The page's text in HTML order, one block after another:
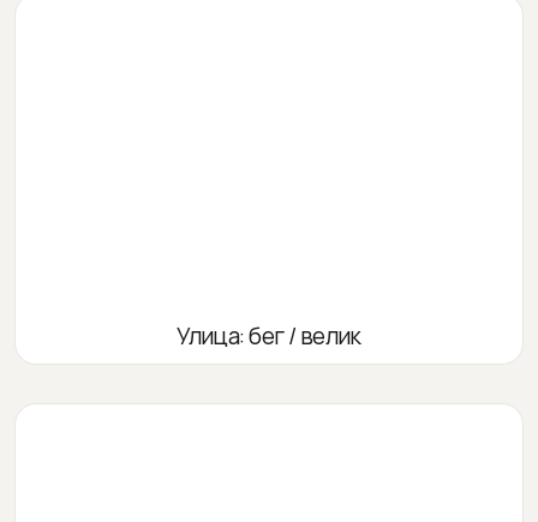
Улица: бег / велик